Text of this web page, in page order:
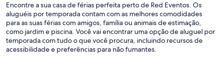
Encontre a sua casa de férias perfeita perto de Red Eventos. Os
aluguéis por temporada contam com as melhores comodidades
para as suas férias com amigos, família ou animais de estimação,
como jardim e piscina. Você vai encontrar uma opção de aluguel por
temporada com tudo o que você procura, incluindo recursos de
acessibilidade e preferências para não fumantes.